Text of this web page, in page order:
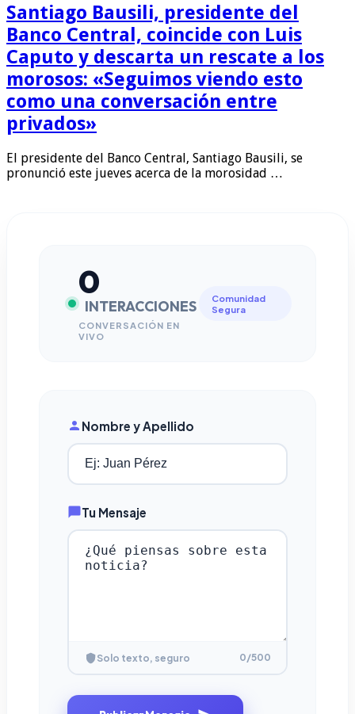
Santiago Bausili, presidente del
Banco Central, coincide con Luis
Caputo y descarta un rescate a los
morosos: «Seguimos viendo esto
como una conversación entre
privados»
El presidente del Banco Central, Santiago Bausili, se
pronunció este jueves acerca de la morosidad …
0
INTERACCIONES
CONVERSACIÓN EN
VIVO
Comunidad
Segura
Nombre y Apellido
Tu Mensaje
Solo texto, seguro 0/500